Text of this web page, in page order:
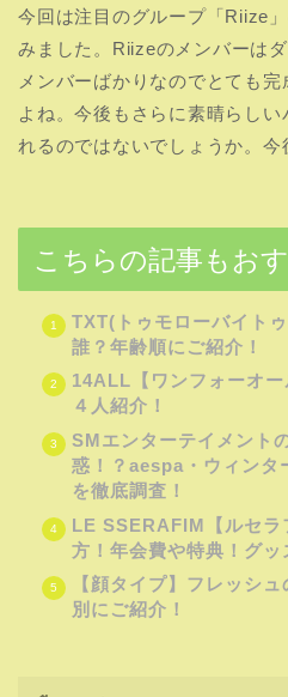
今回は注目のグループ「Riize
みました。Riizeのメンバーは
メンバーばかりなのでとても
よね。今後もさらに素晴らしい
れるのではないでしょうか。今
こちらの記事もおす
TXT(トゥモローバイト
誰？年齢順にご紹介！
14ALL【ワンフォーオ
４人紹介！
SMエンターテイメント
惑！？aespa・ウィンタ
を徹底調査！
LE SSERAFIM【ルセラ
方！年会費や特典！グッ
【顔タイプ】フレッシ
別にご紹介！